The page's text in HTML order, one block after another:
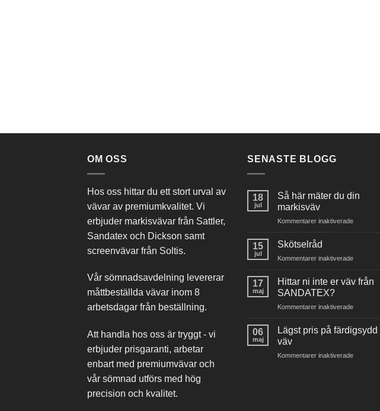
OM OSS
Hos oss hittar du ett stort urval av
vävar av premiumkvalitet. Vi
erbjuder markisvävar från Sattler,
Sandatex och Dickson samt
screenvävar från Soltis.
Vår sömnadsavdelning levererar
måttbeställda vävar inom 8
arbetsdagar från beställning.
Att handla hos oss är tryggt - vi
erbjuder prisgaranti, arbetar
enbart med premiumvävar och
vår sömnad utförs med hög
precision och kvalitet.
SENASTE BLOGG
18
jul
Så här mäter du din
markisväv
Kommentarer inaktiveradeför
du
markisväv
15
jul
Skötselråd
Kommentarer inaktiveradeför
17
maj
Hittar ni inte er väv från
SANDATEX?
Kommentarer inaktiveradeför
inte
väv
06
maj
Lägst pris på färdigsydd
väv
Kommentarer inaktiveradeför